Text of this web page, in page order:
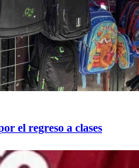
el regreso a clases